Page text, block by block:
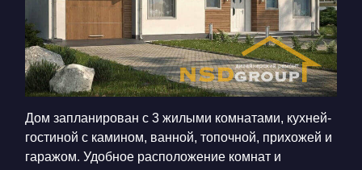
Дом запланирован с 3 жилыми комнатами, кухней-
гостиной с камином, ванной, топочной, прихожей и
гаражом. Удобное расположение комнат и